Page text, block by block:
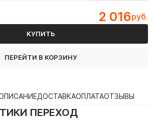
2 016руб.
КУПИТЬ
ПЕРЕЙТИ В КОРЗИНУ
ДОСТАВКАОПЛАТАОТЗЫВЫ
ПЕРЕХОД